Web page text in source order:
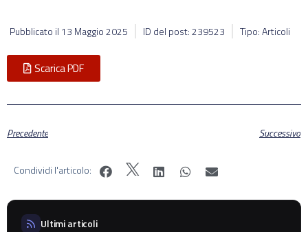
Pubblicato il 13 Maggio 2025 ID del post: 239523 Tipo: Articoli
Scarica PDF
Precedente Successivo
Condividi l'articolo:
Ultimi articoli